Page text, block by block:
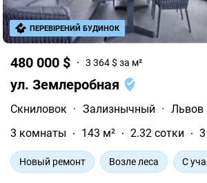
480 000 $ 3 364 $ за м²
ул. Землеробная
Скниловок · Зализнычный · Львов
3 комнаты
143 м² 2.32 сотки
Новый ремонт Возле леса С
ПЕРЕВІРЕНИЙ БУДИНОК